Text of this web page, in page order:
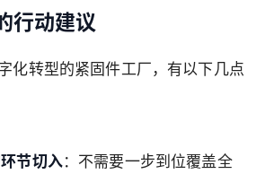
行动建议
化转型的紧固件工厂，有以下几点
节切入：不需要一步到位覆盖全